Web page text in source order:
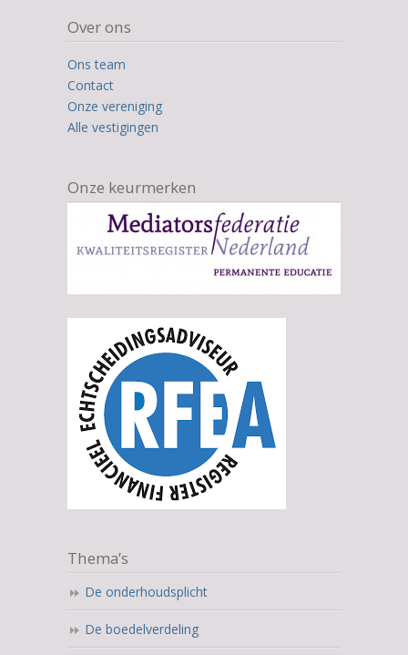
Over ons
Ons team
Contact
Onze vereniging
Alle vestigingen
Onze keurmerken
Thema’s
De onderhoudsplicht
De boedelverdeling